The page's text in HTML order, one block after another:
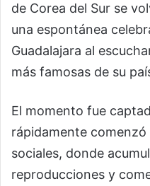
de Corea del Sur se
una espontánea
Guadalajara al
más famosas de su
El momento fue
rápidamente
sociales, donde
reproducciones y